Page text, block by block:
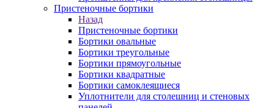
Пристеночные бортики
Назад
Пристеночные бортики
Бортики овальные
Бортики треугольные
Бортики прямоугольные
Бортики квадратные
Бортики самоклеящиеся
Уплотнители для столешниц и стеновых